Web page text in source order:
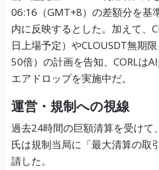
06:16（GMT+8）の差額分を基
内に反映するとした。加えて、
日上場予定）やCLOUSDT無期
50倍）の計画を告知、CORLは
エアドロップを実施中だ。
運営・規制への視線
過去24時間の巨額清算を受け
氏は規制当局に「最大清算の取
請した。